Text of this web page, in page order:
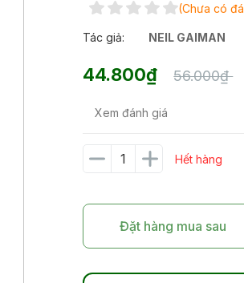
(Chưa có
Tác giả: NEIL GAIMAN
44.800₫ 56.000₫
Xem đánh giá
Hết hàng
Đặt hàng mua sau